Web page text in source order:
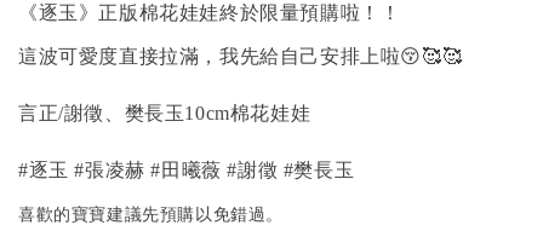
《逐玉》正版棉花娃娃終於限量預購啦！！
這波可愛度直接拉滿，我先給自己安排上啦😚🥰🥰
言正/謝徵、樊長玉10cm棉花娃娃
﻿#逐玉﻿ ﻿#張凌赫﻿ ﻿#田曦薇﻿ ﻿#謝徵﻿ ﻿#樊長玉﻿
喜歡的寶寶建議先預購以免錯過。